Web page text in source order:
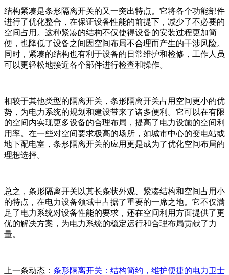
结构紧凑是条形隔离开关的又一突出特点。它将各个功能部件
进行了优化整合，在保证设备性能的前提下，减少了不必要的
空间占用。这种紧凑的结构不仅使得设备的安装过程更加简
便，也降低了设备之间因空间布局不合理而产生的干涉风险。
同时，紧凑的结构也有利于设备的日常维护和检修，工作人员
可以更轻松地接近各个部件进行检查和操作。
相较于其他类型的隔离开关，条形隔离开关占用空间更小的优
势，为电力系统的规划和建设带来了诸多便利。它可以在有限
的空间内实现更多设备的合理布局，提高了电力设施的空间利
用率。在一些对空间要求极高的场所，如城市中心的变电站或
地下配电室，条形隔离开关的应用更是成为了优化空间布局的
理想选择。
总之，条形隔离开关以其长条状外观、紧凑结构和空间占用小
的特点，在电力设备领域中占据了重要的一席之地。它不仅满
足了电力系统对设备性能的要求，还在空间利用方面提供了更
优的解决方案，为电力系统的稳定运行和合理布局贡献了力
量。
上一条动态： 条形隔离开关：结构简约，维护便捷的电力卫士